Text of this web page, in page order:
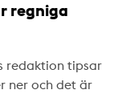
regniga
redaktion tipsar
ner och det är